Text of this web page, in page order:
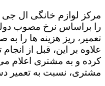
مرکز لوازم خانگی ال
را براساس نرخ مصوب
تعمیر، ریز هزینه ها را
علاوه بر این، قبل از
کرده و به مشتری اعلام
مشتری، نسبت به تعمیر